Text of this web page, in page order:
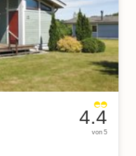
4.4
von 5